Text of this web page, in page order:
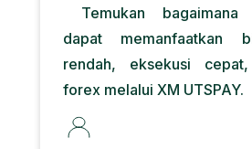
Temukan
dapat memanfaatkan
rendah, eksekusi
forex melalui XM UTSPAY.